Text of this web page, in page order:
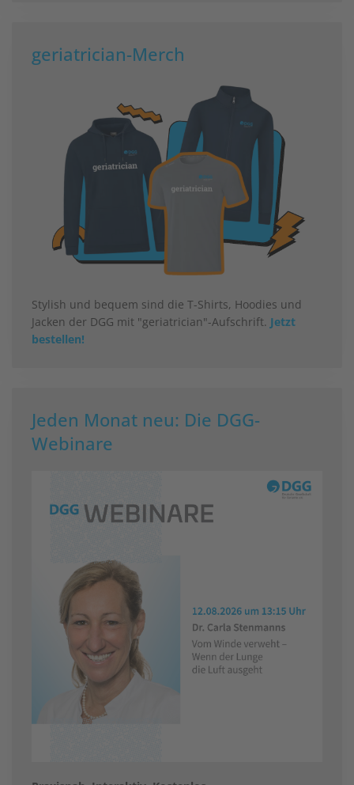
geriatrician-Merch
Stylish und bequem sind die T-Shirts, Hoodies und
Jacken der DGG mit "geriatrician"-Aufschrift. Jetzt
bestellen!
Jeden Monat neu: Die DGG-
Webinare